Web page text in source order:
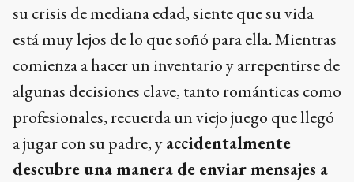
su crisis de mediana edad, siente que su vida
está muy lejos de lo que soñó para ella. Mientras
comienza a hacer un inventario y arrepentirse de
algunas decisiones clave, tanto románticas como
profesionales, recuerda un viejo juego que llegó
a jugar con su padre, yaccidentalmente
descubre una manera de enviar mensajes a